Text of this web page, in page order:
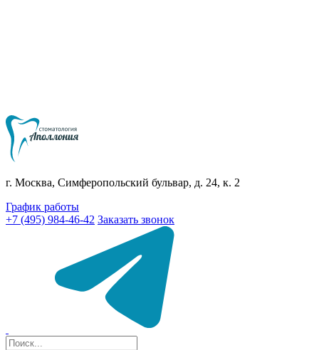
г. Москва, Симферопольский бульвар, д. 24, к. 2
График работы
+7 (495) 984-46-42 Заказать звонок